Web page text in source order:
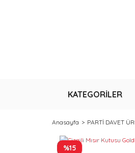
KATEGORİLER
Anasayfa PARTİ DAVET
%15